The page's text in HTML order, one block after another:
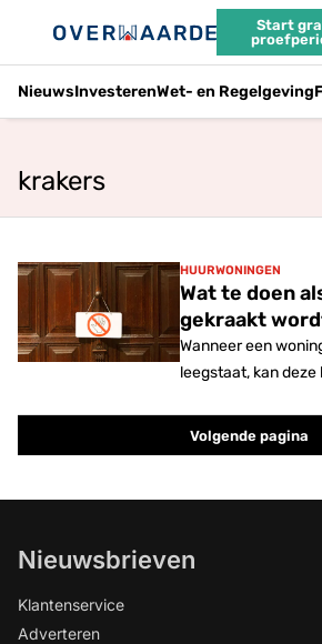
Start
NieuwsInvesterenWet- en Regelgeving
krakers
HUURWONINGEN
Wat te doen
gekraakt
Wanneer een
leegstaat, kan
pand zomaar
Volgende pagina
Nieuwsbrieven
Klantenservice
Adverteren